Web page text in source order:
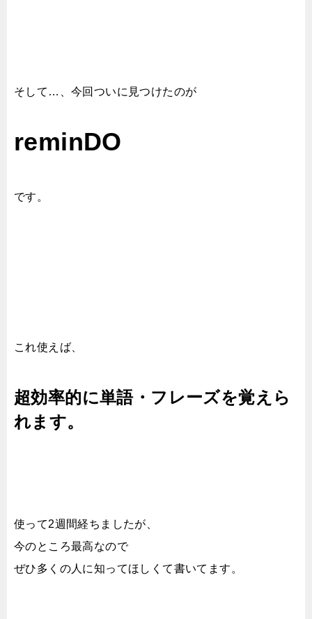
そして…、今回ついに見つけたのが
reminDO
です。
これ使えば、
超効率的に単語・フレーズを覚えら
れます。
使って2週間経ちましたが、
今のところ最高なので
ぜひ多くの人に知ってほしくて書いてます。